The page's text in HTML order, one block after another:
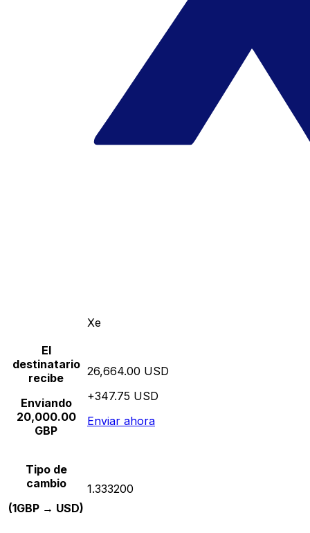
Xe
El
destinatario
recibe
Enviando
20,000.00
GBP
26,664.00 USD
+347.75 USD
Enviar ahora
Tipo de
cambio
(1GBP → USD)
1.333200